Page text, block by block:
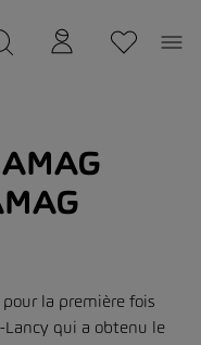
la première fois
Lancy qui a obtenu le